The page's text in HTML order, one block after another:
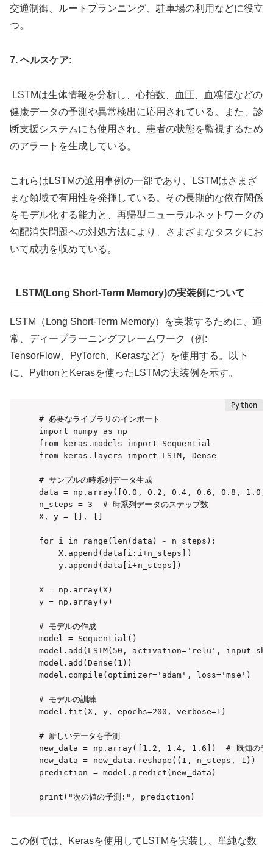
交通制御、ルートプランニング、駐車場の利用などに役立
つ。
7. ヘルスケア:
LSTMは生体情報を分析し、心拍数、血圧、血糖値などの
健康データの予測や異常検出に応用されている。また、診
断支援システムにも使用され、患者の状態を監視するため
のアラートを生成している。
これらはLSTMの適用事例の一部であり、LSTMはさまざ
まな領域で有用性を発揮している。その長期的な依存関係
をモデル化する能力と、再帰型ニューラルネットワークの
勾配消失問題への対処方法により、さまざまなタスクにお
いて成功を収めている。
LSTM(Long Short-Term Memory)の実装例について
LSTM（Long Short-Term Memory）を実装するために、通
常、ディープラーニングフレームワーク（例:
TensorFlow、PyTorch、Kerasなど）を使用する。以下
に、PythonとKerasを使ったLSTMの実装例を示す。
# 必要なライブラリのインポート
import numpy as np
from keras.models import Sequential
from keras.layers import LSTM, Dense
# サンプルの時系列データ生成
data = np.array([0.0, 0.2, 0.4, 0.6, 0.8,
n_steps = 3  # 時系列データのステップ数
X, y = [], []
for i in range(len(data) - n_steps):
    X.append(data[i:i+n_steps])
    y.append(data[i+n_steps])
X = np.array(X)
y = np.array(y)
# モデルの作成
model = Sequential()
model.add(LSTM(50, activation='relu',
model.add(Dense(1))
model.compile(optimizer='adam', loss='mse')
# モデルの訓練
model.fit(X, y, epochs=200, verbose=1)
# 新しいデータを予測
new_data = np.array([1.2, 1.4, 1.6])  # 既知のデー
new_data = new_data.reshape((1, n_steps, 1))
prediction = model.predict(new_data)
print("次の値の予測:", prediction)
この例では、Kerasを使用してLSTMを実装し、単純な数